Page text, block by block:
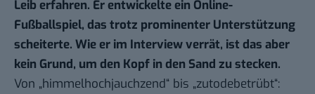
Leib erfahren. Er entwickelte ein Online-
Fußballspiel, das trotz prominenter Unterstützung
scheiterte. Wie er im Interview verrät, ist das aber
kein Grund, um den Kopf in den Sand zu stecken.
Von „himmelhochjauchzend“ bis „zutodebetrübt“: